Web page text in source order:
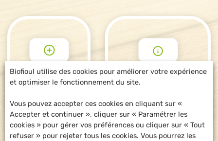
POUR ALLER
PLUS LOIN
DEMANDE
D'INFORMATIONS
Biofioul utilise des cookies pour améliorer votre expérience
et optimiser le fonctionnement du site.
Vous pouvez accepter ces cookies en cliquant sur «
Accepter et continuer », cliquer sur « Paramétrer les
cookies » pour gérer vos préférences ou cliquer sur « Tout
refuser » pour rejeter tous les cookies. Vous pourrez les